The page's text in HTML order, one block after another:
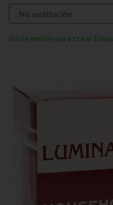
Inicie sesión para crear listas